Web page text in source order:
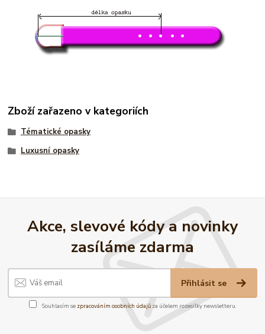
Zboží zařazeno v kategoriích
Tématické opasky
Luxusní opasky
Akce, slevové kódy a novinky
zasíláme zdarma
Přihlásit se
Souhlasím se zpracováním osobních údajůza účelem rozesílky newsletteru.